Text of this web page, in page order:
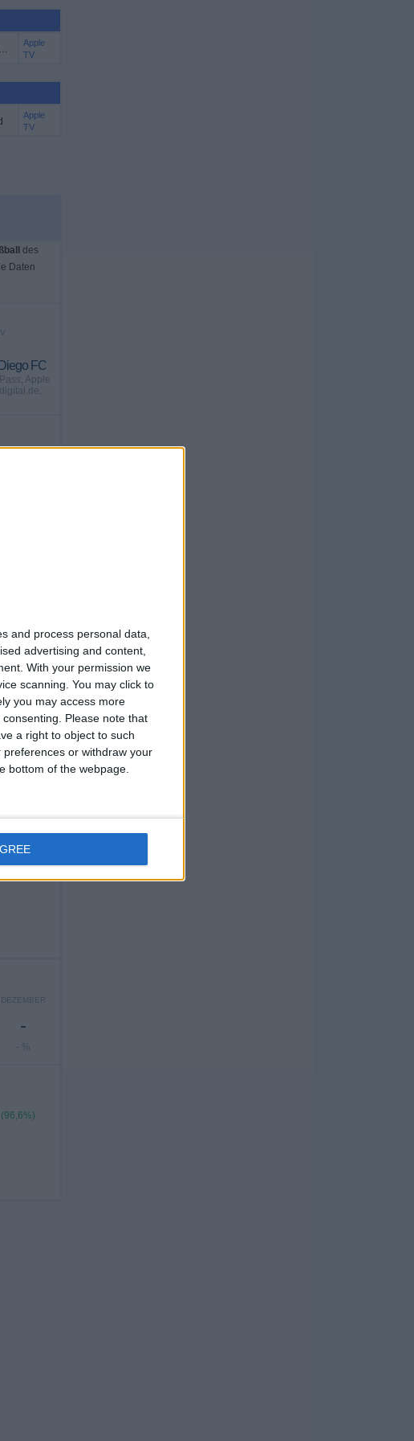
and process personal data,
advertising and content,
With your permission we
scanning. You may click to
you may access more
Please note that
a right to object to such
preferences or withdraw your
bottom of the webpage.
San Jose Earthquakes
Apple
TV
Apple
TV
des
Daten
FC
Apple
32
GEGNER
(95,92%)
DEZEMBER
-
- %